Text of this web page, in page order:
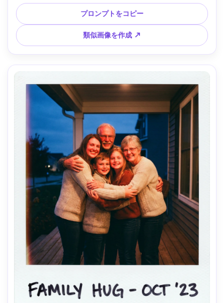
背景、フィルム風の少し色あせたトーン、淡いビネット、フ
ィルムグレインや細かい傷、ポラロイド白縁、リアルな毛
穴、Canon R6・35mmレンズ、三分割構図 --ar 4:5
プロンプトをコピー
類似画像を作成 ↗